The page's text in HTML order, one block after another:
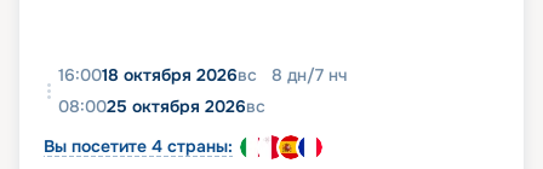
16:0018 октября 2026вс 8 дн/7 нч
08:0025 октября 2026вс
Вы посетите 4 страны: